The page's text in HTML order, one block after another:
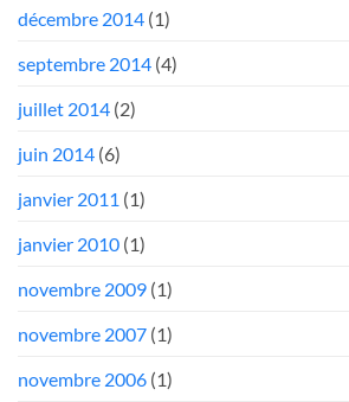
décembre 2014 (1)
septembre 2014 (4)
juillet 2014 (2)
juin 2014 (6)
janvier 2011 (1)
janvier 2010 (1)
novembre 2009 (1)
novembre 2007 (1)
novembre 2006 (1)